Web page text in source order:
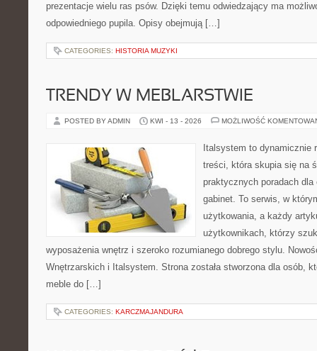
prezentacje wielu ras psów. Dzięki temu odwiedzający ma
odpowiedniego pupila. Opisy obejmują […]
CATEGORIES: HISTORIA MUZYKI
TRENDY W MEBLARSTWIE
POSTED BY ADMIN KWI - 13 - 2026 MOŻLIWOŚĆ
Italsystem to dynamicznie
treści, która skupia się na
praktycznych poradach
gabinet. To serwis, w
użytkowania, a każdy
użytkownikach, którzy
wyposażenia wnętrz i szeroko rozumianego dobrego stylu.
Wnętrzarskich i Italsystem. Strona została stworzona dla osób,
meble do […]
CATEGORIES: KARCZMAJANDURA